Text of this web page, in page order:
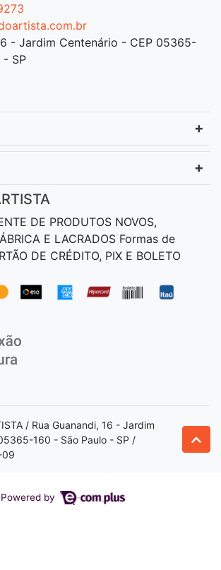
- Jardim Centenário - CEP 05365-
- SP
DE PRODUTOS NOVOS,
E LACRADOS Formas de
DE CRÉDITO, PIX E BOLETO
/ Rua Guanandi, 16 - Jardim
160 - São Paulo - SP /
Powered by